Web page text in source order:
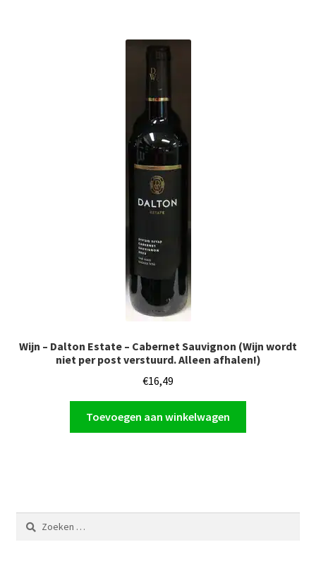
Wijn – Dalton Estate – Cabernet Sauvignon (Wijn wordt
niet per post verstuurd. Alleen afhalen!)
€16,49
Toevoegen aan winkelwagen
Zoeken
naar: